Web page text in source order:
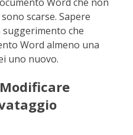
scarse. Sapere
che
Word almeno una
uno nuovo.